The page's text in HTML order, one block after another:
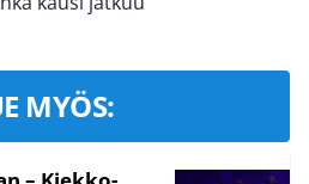
MYÖS: